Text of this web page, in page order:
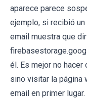
aparece parece
ejemplo, si recibió
email muestra que
él. Es mejor no
sino visitar la página
email en primer lugar.